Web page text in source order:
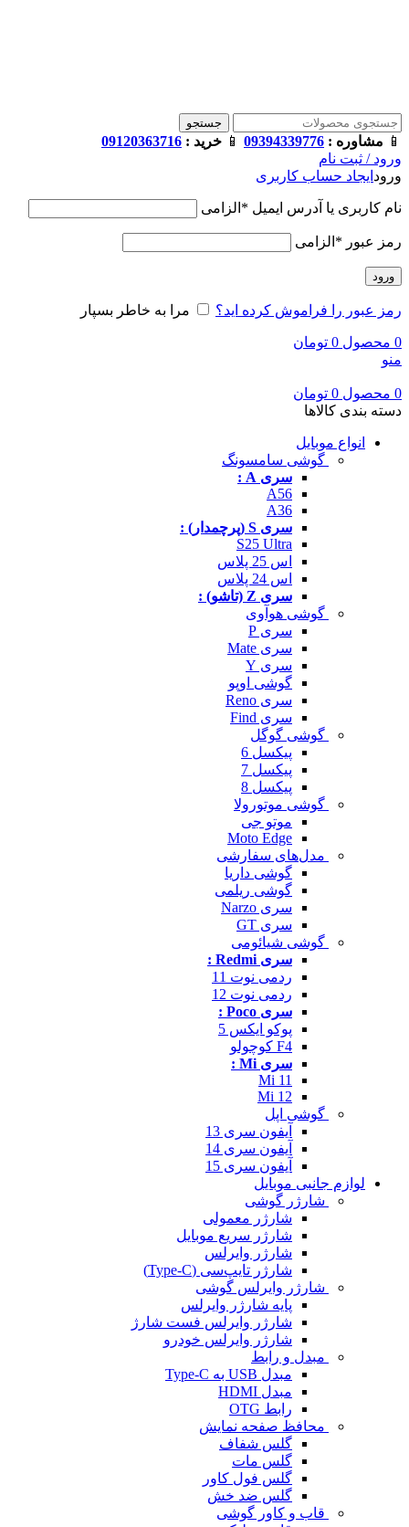
جستجو
📱 مشاوره : 09394339776
📱 خرید : 09120363716
ورود / ثبت نام
ورود ایجاد حساب کاربری
نام کاربری یا آدرس ایمیل * الزامی
رمز عبور * الزامی
ورود
رمز عبور را فراموش کرده اید؟ مرا به خاطر بسپار
0 محصول 0 تومان
منو
0 محصول 0 تومان
دسته بندی کالاها
انواع موبایل
گوشی سامسونگ
سری A :
A56
A36
سری S (پرچمدار) :
S25 Ultra
اس 25 پلاس
اس 24 پلاس
سری Z (تاشو) :
گوشی هوآوی
سری P
سری Mate
سری Y
گوشی اوپو
سری Reno
سری Find
گوشی گوگل
پیکسل 6
پیکسل 7
پیکسل 8
گوشی موتورولا
موتو جی
Moto Edge
مدل‌های سفارشی
گوشی داریا
گوشی ریلمی
سری Narzo
سری GT
گوشی شیائومی
سری Redmi :
ردمی نوت 11
ردمی نوت 12
سری Poco :
پوکو ایکس 5
F4 کوچولو
سری Mi :
Mi 11
Mi 12
گوشی اپل
آیفون سری 13
آیفون سری 14
آیفون سری 15
لوازم جانبی موبایل
شارژر گوشی
شارژر معمولی
شارژر سریع موبایل
شارژر وایرلس
شارژر تایپ‌سی (Type-C)
شارژر وایرلس گوشی
پایه شارژر وایرلس
شارژر وایرلس فست شارژ
شارژر وایرلس خودرو
مبدل و رابط
مبدل USB به Type-C
مبدل HDMI
رابط OTG
محافظ صفحه نمایش
گلس شفاف
گلس مات
گلس فول کاور
گلس ضد خش
قاب و کاور گوشی